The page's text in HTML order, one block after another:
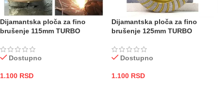
Dijamantska ploča za fino
brušenje 115mm TURBO
Dostupno
1.100 RSD
Dijamantska ploča za fino
brušenje 125mm TURBO
Dostupno
1.100 RSD